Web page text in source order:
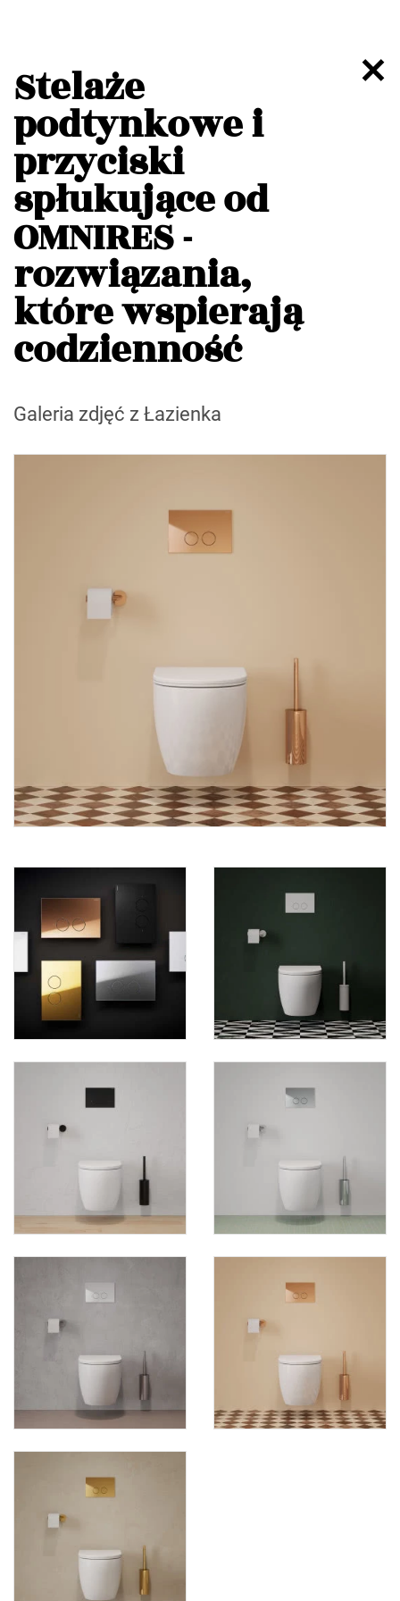
Stelaże
podtynkowe i
przyciski
spłukujące od
OMNIRES -
rozwiązania,
które wspierają
codzienność
Galeria zdjęć z Łazienka